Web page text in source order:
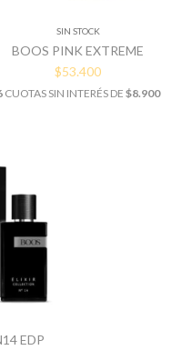
SIN STOCK
BOOS PINK EXTREME
$53.400
CUOTAS SIN INTERÉS DE $8.900
EDP